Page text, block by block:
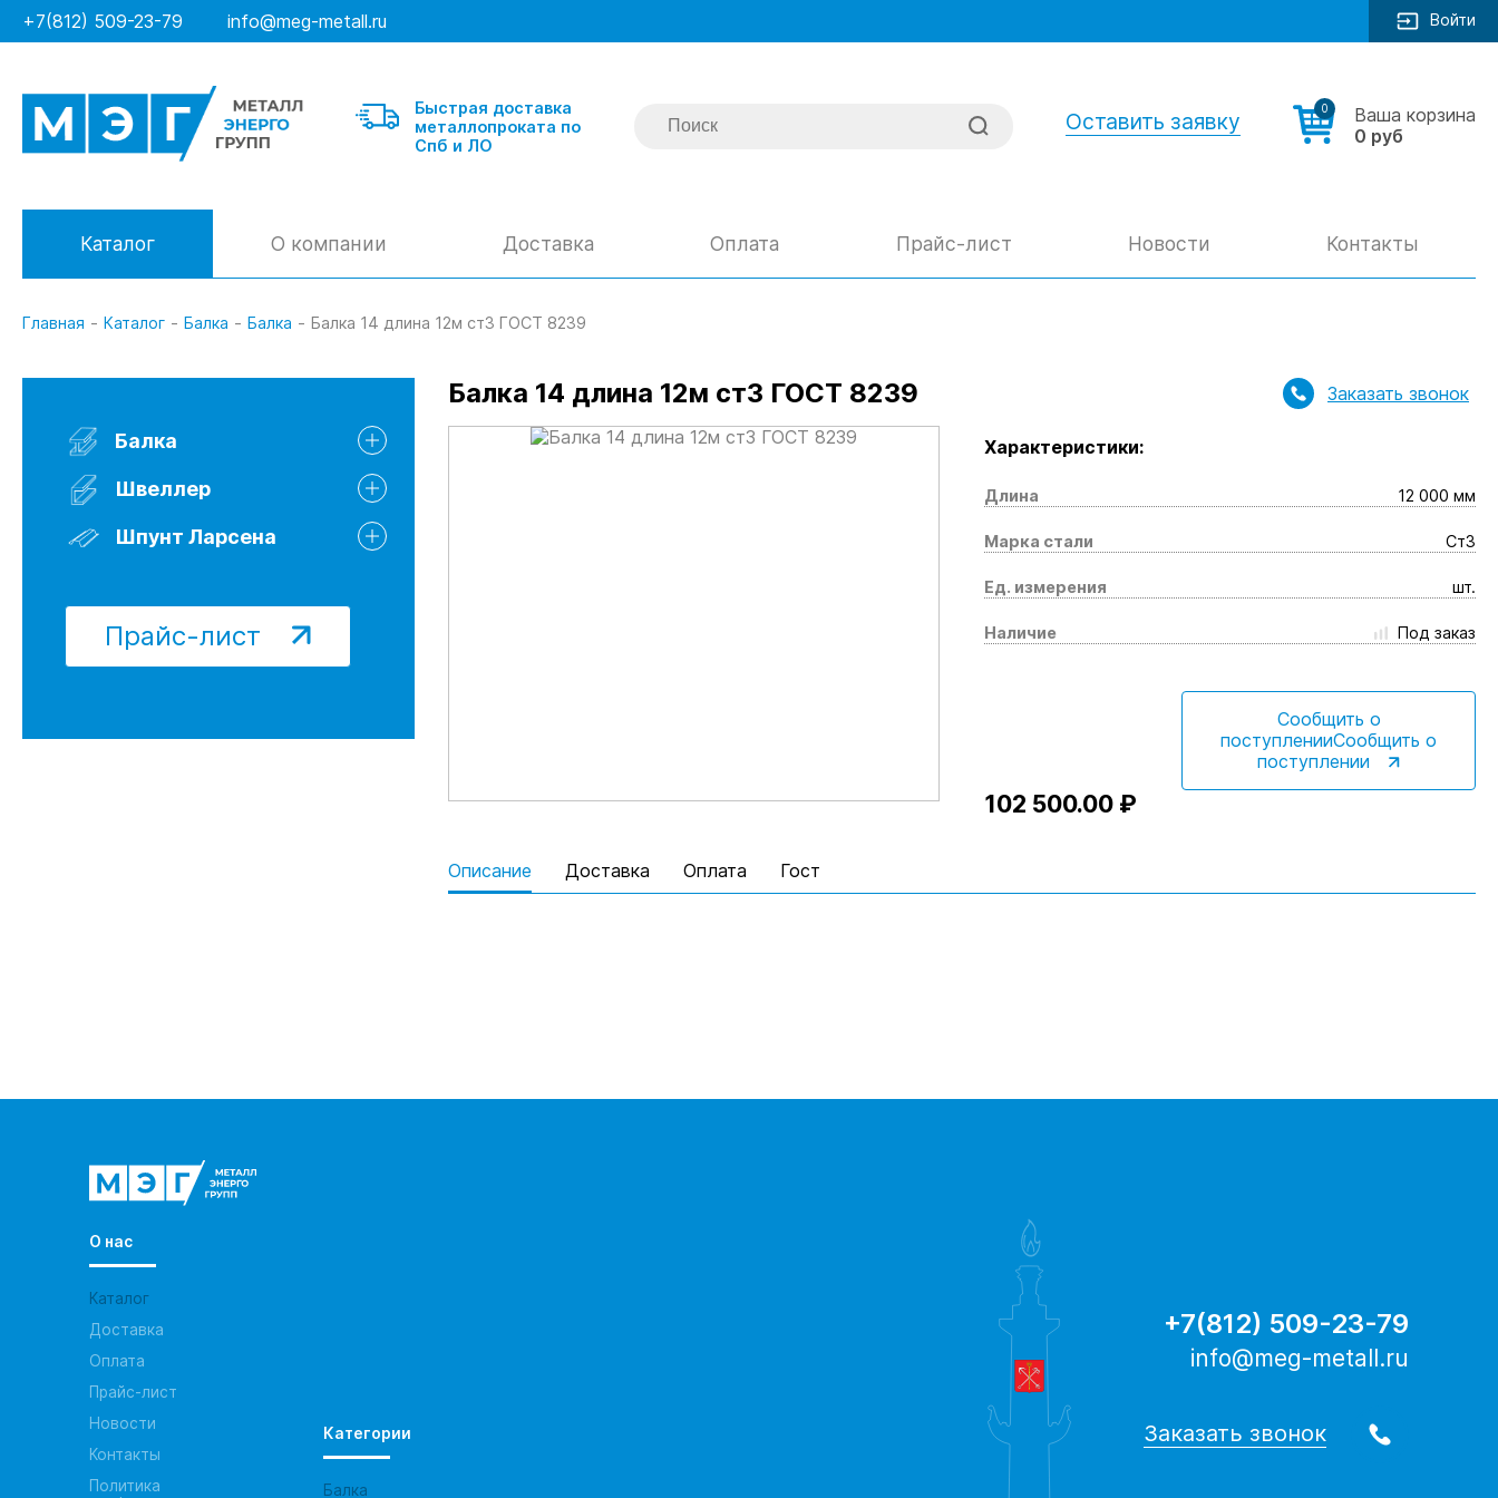
+7(812) 509-23-79 info@meg-metall.ru Войти
Быстрая доставка
металлопроката по
Спб и ЛО
Оставить заявку 0
Ваша корзина
0 руб
Каталог
Швеллер гнутый
Швеллер горячекатанный
Шпунт Ларсена Л5-УМ
О компании Доставка Оплата Прайс-лист Новости Контакты
Главная - Каталог - Балка - Балка - Балка 14 длина 12м ст3 ГОСТ 8239
Балка
Швеллер
Шпунт Ларсена
Прайс-лист
Балка 14 длина 12м ст3 ГОСТ 8239
Характеристики:
Длина 12 000 мм
Марка стали Ст3
Ед. измерения шт.
Наличие Под заказ
Сообщить о
поступленииСообщить о
поступлении
102 500.00 ₽
Заказать звонок
Описание Доставка Оплата Гост
О нас
Каталог
Доставка
Оплата
Прайс-лист
Новости
Контакты
Политика
Категории
Балка
+7(812) 509-23-79
info@meg-metall.ru
Заказать звонок